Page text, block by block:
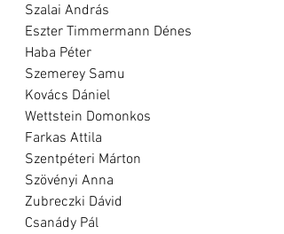
Szalai András
Eszter Timmermann Dénes
Haba Péter
Szemerey Samu
Kovács Dániel
Wettstein Domonkos
Farkas Attila
Szentpéteri Márton
Szövényi Anna
Zubreczki Dávid
Csanády Pál